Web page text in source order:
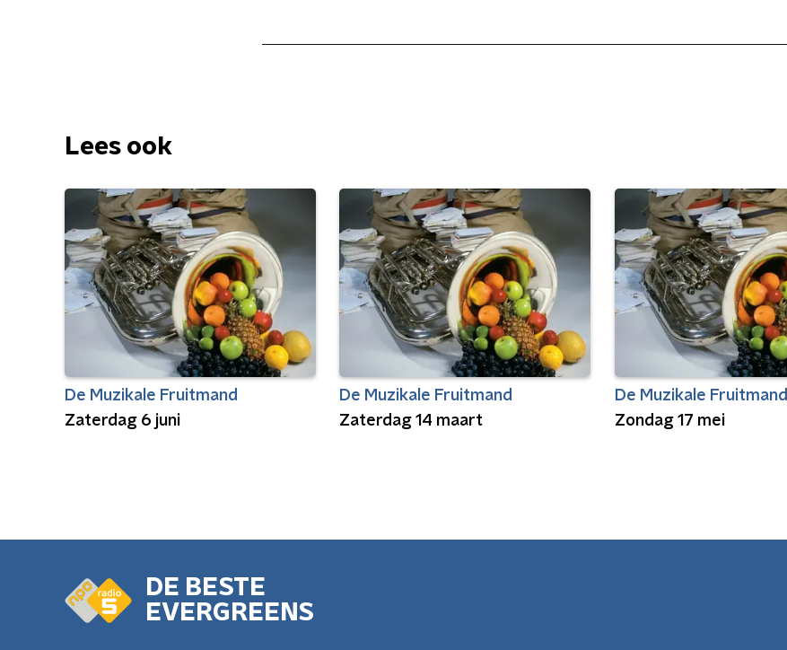
Lees ook
De Muzikale Fruitmand
Zaterdag 6 juni
De Muzikale Fruitmand
Zaterdag 14 maart
De Muzikale Fruitmand
Zondag 17 mei
DE BESTE
EVERGREENS